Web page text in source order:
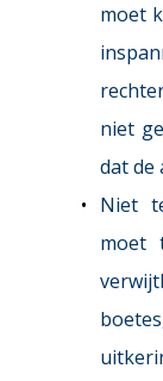
moet
niet
dat de
Niet
moet